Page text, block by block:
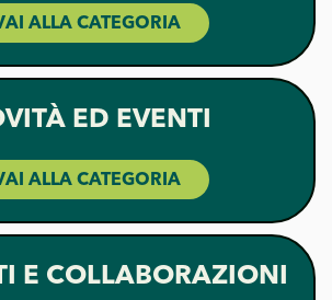
ALLA CATEGORIA
ED EVENTI
ALLA CATEGORIA
E COLLABORAZIONI